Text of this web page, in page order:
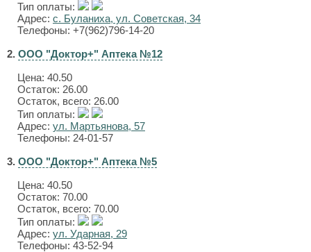
Тип оплаты:
Адрес: с. Буланиха, ул. Советская, 34
Телефоны: +7(962)796-14-20
2. ООО "Доктор+" Аптека №12
Цена: 40.50
Остаток: 26.00
Остаток, всего: 26.00
Тип оплаты:
Адрес: ул. Мартьянова, 57
Телефоны: 24-01-57
3. ООО "Доктор+" Аптека №5
Цена: 40.50
Остаток: 70.00
Остаток, всего: 70.00
Тип оплаты:
Адрес: ул. Ударная, 29
Телефоны: 43-52-94